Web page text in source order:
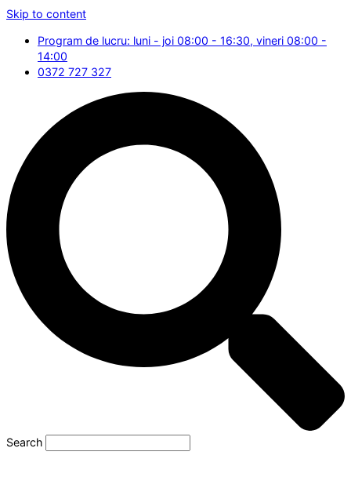
Skip to content
Program de lucru: luni - joi 08:00 - 16:30, vineri 08:00 -
14:00
0372 727 327
Search